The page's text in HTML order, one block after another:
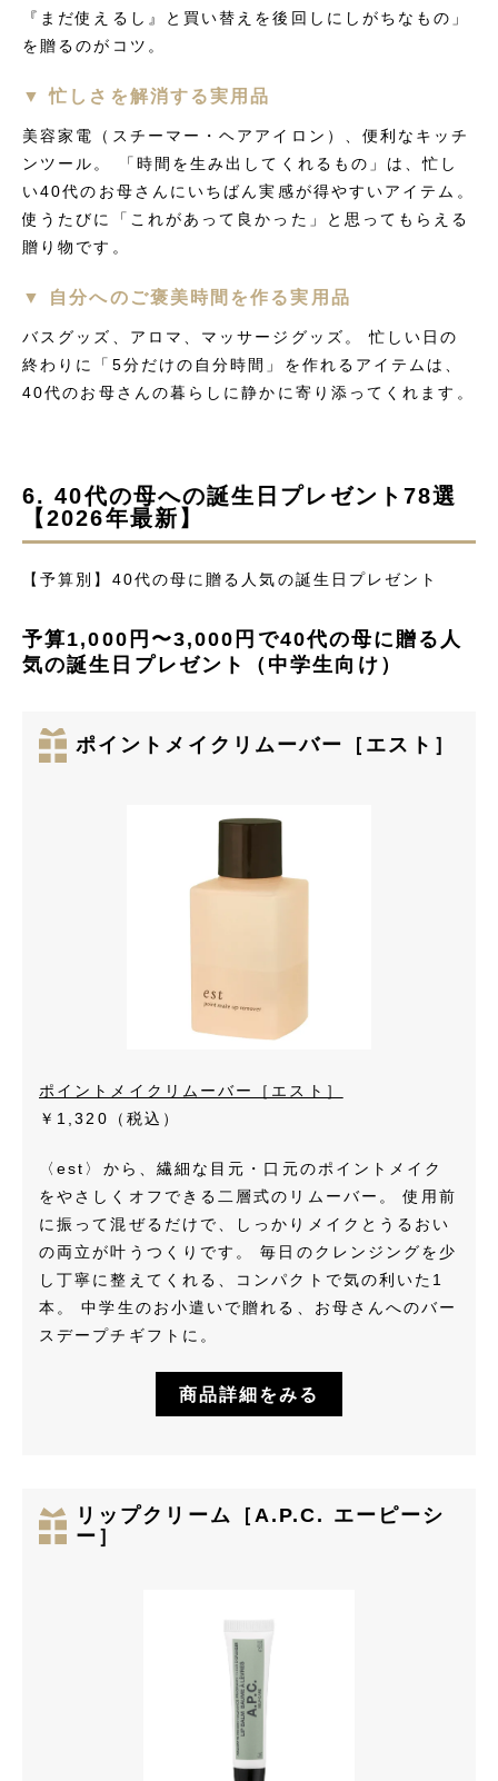
『まだ使えるし』と買い替えを後回しにしがちなもの」
を贈るのがコツ。
▼ 忙しさを解消する実用品
美容家電（スチーマー・ヘアアイロン）、便利なキッチ
ンツール。 「時間を生み出してくれるもの」は、忙し
い40代のお母さんにいちばん実感が得やすいアイテム。
使うたびに「これがあって良かった」と思ってもらえる
贈り物です。
▼ 自分へのご褒美時間を作る実用品
バスグッズ、アロマ、マッサージグッズ。 忙しい日の
終わりに「5分だけの自分時間」を作れるアイテムは、
40代のお母さんの暮らしに静かに寄り添ってくれます。
6. 40代の母への誕生日プレゼント78選
【2026年最新】
【予算別】40代の母に贈る人気の誕生日プレゼント
予算1,000円〜3,000円で40代の母に贈る人
気の誕生日プレゼント（中学生向け）
ポイントメイクリムーバー［エスト］
ポイントメイクリムーバー［エスト］
￥1,320（税込）
〈est〉から、繊細な目元・口元のポイントメイク
をやさしくオフできる二層式のリムーバー。 使用前
に振って混ぜるだけで、しっかりメイクとうるおい
の両立が叶うつくりです。 毎日のクレンジングを少
し丁寧に整えてくれる、コンパクトで気の利いた1
本。 中学生のお小遣いで贈れる、お母さんへのバー
スデープチギフトに。
商品詳細をみる
リップクリーム［A.P.C. エーピーシ
ー］